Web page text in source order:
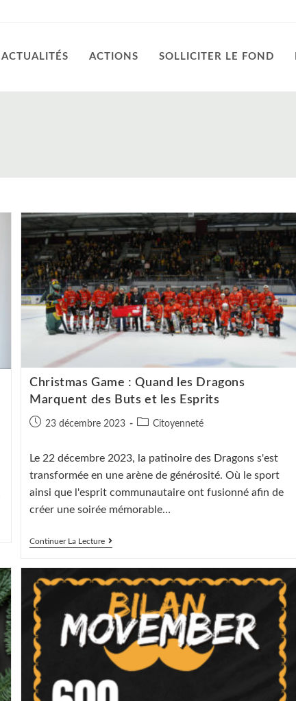
ACTUALITÉS ACTIONS SOLLICITER LE FOND
Christmas Game : Quand les Dragons
Marquent des Buts et les Esprits
Publication
23 décembre 2023
PostCitoyenneté
Le 22 décembre 2023, la patinoire des Dragons s'est
transformée en une arène de générosité. Où le sport
ainsi que l'esprit communautaire ont fusionné afin de
créer une soirée mémorable…
Continuer La LectureChristmas
Les
Dragons
Marquent
Des
Buts
Et
Les
Esprits